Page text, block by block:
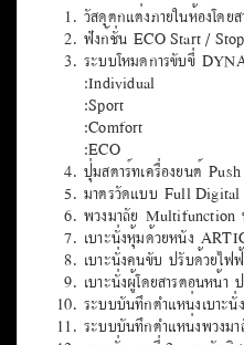
วัสดุตกแต่งภายในห้องโด
ฟังก์ชั่น ECO Start / Stop
ระบบโหมดการขับขี่
:Individual
:Sport
:Comfort
:ECO
ปุ่มสตาร์ทเครื่องยนต์
มาตรวัดแบบ Full
พวงมาลัย Multifunction
เบาะนั่งหุ้มด้วยหนัง
เบาะนั่งคนขับ ปรับด้วยไฟ
เบาะนั่งผู้โดยสารตอนหน้า
ระบบบันทึกตำแหน่งเบาะ
ระบบบันทึกตำแหน่งพวงม